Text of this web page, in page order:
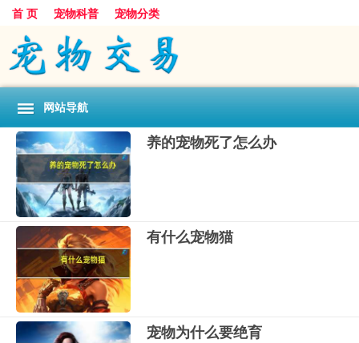
首 页 宠物科普 宠物分类
网站导航
养的宠物死了怎么办
有什么宠物猫
宠物为什么要绝育